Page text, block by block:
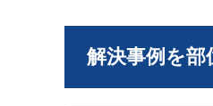
解決事例を部